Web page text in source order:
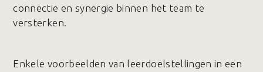
connectie en synergie binnen het team te
versterken.
Enkele voorbeelden van leerdoelstellingen in een